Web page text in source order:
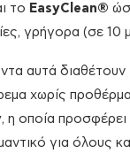
το EasyClean®
γρήγορα (σε 10
αυτά διαθέτουν
χωρίς
, η οποία προσφέρει
για όλους και